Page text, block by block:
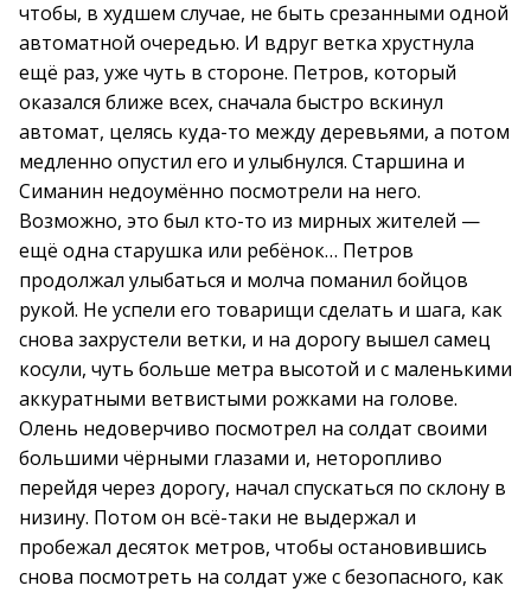
чтобы, в худшем случае, не быть срезанными одной
автоматной очередью. И вдруг ветка хрустнула
ещё раз, уже чуть в стороне. Петров, который
оказался ближе всех, сначала быстро вскинул
автомат, целясь куда-то между деревьями, а потом
медленно опустил его и улыбнулся. Старшина и
Симанин недоумённо посмотрели на него.
Возможно, это был кто-то из мирных жителей —
ещё одна старушка или ребёнок… Петров
продолжал улыбаться и молча поманил бойцов
рукой. Не успели его товарищи сделать и шага, как
снова захрустели ветки, и на дорогу вышел самец
косули, чуть больше метра высотой и с маленькими
аккуратными ветвистыми рожками на голове.
Олень недоверчиво посмотрел на солдат своими
большими чёрными глазами и, неторопливо
перейдя через дорогу, начал спускаться по склону в
низину. Потом он всё-таки не выдержал и
пробежал десяток метров, чтобы остановившись
снова посмотреть на солдат уже с безопасного, как